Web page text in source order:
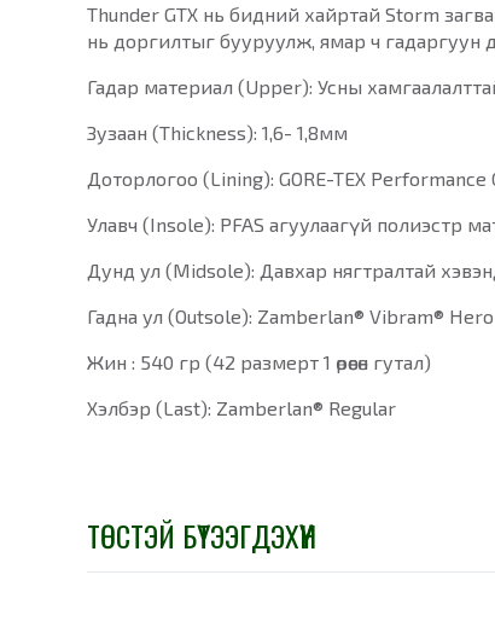
Thunder GTX нь бидний хайртай Storm
нь доргилтыг бууруулж, ямар ч гадаргуун
Гадар материал (Upper): Усны
Зузаан (Thickness): 1,6- 1,8мм
Доторлогоо (Lining): GORE-TEX
Улавч (Insole): PFAS агуулаагүй полиэстр
Дунд ул (Midsole): Давхар нягтралтай
Гадна ул (Outsole): Zamberlan® Vibram® Hero
Жин : 540 гр (42 размерт 1 өрөөсөн гутал)
Хэлбэр (Last): Zamberlan® Regular
ТӨСТЭЙ БҮТЭЭГДЭХҮҮН